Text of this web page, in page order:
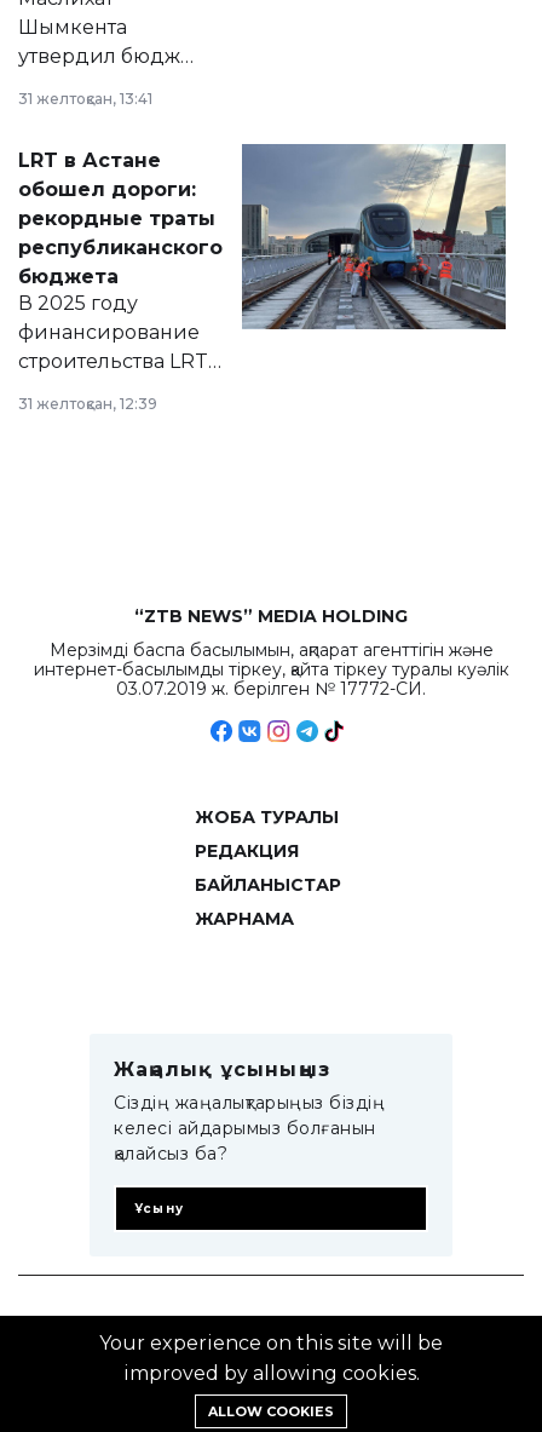
Шымкента
утвердил бюджет
2028 годы.
документ
появился в базе
нормативных
правовых актов и
на сайте маслихат
города.
31 желтоқсан, 13:41
LRT в Астане
обошел дороги:
рекордные траты
республиканского
бюджета
В 2025 году
финансирование
строительства LRT
республиканского
31 желтоқсан, 12:39
“ZTB NEWS” MEDIA HOLDING
Мерзімді баспа басылымын, ақпарат агенттігін және
интернет-басылымды тіркеу, қайта тіркеу туралы куәлік
03.07.2019 ж. берілген № 17772-СИ.
ЖОБА ТУРАЛЫ
РЕДАКЦИЯ
БАЙЛАНЫСТАР
ЖАРНАМА
Жаңалық ұсыныңыз
Сіздің жаңалықтарыңыз біздің
келесі айдарымыз болғанын
қалайсыз ба?
Ұсыну
© 2014–2025 ZTB.KZ
Your experience on this site will be
improved by allowing cookies.
ALLOW COOKIES